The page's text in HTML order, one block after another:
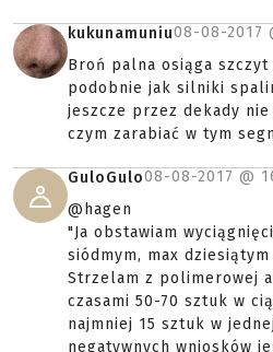
kukunamuniu08-08-2017
Broń palna osiąga
podobnie jak silniki
jeszcze przez dekady
czym zarabiać w tym
GuloGulo08-08-2017 @
@hagen
"Ja obstawiam
siódmym, max dziesiątym
Strzelam z polimerowej
czasami 50-70 sztuk w
najmniej 15 sztuk w
negatywnych wniosków